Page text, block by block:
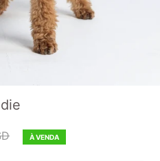
À VENDA